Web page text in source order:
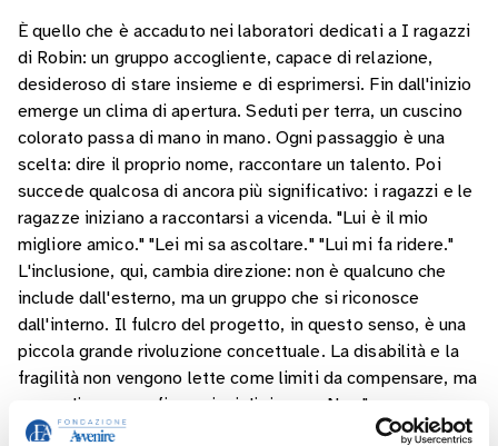
È quello che è accaduto nei laboratori dedicati a I ragazzi
di Robin: un gruppo accogliente, capace di relazione,
desideroso di stare insieme e di esprimersi. Fin dall'inizio
emerge un clima di apertura. Seduti per terra, un cuscino
colorato passa di mano in mano. Ogni passaggio è una
scelta: dire il proprio nome, raccontare un talento. Poi
succede qualcosa di ancora più significativo: i ragazzi e le
ragazze iniziano a raccontarsi a vicenda. "Lui è il mio
migliore amico." "Lei mi sa ascoltare." "Lui mi fa ridere."
L'inclusione, qui, cambia direzione: non è qualcuno che
include dall'esterno, ma un gruppo che si riconosce
dall'interno. Il fulcro del progetto, in questo senso, è una
piccola grande rivoluzione concettuale. La disabilità e la
fragilità non vengono lette come limiti da compensare, ma
come diverse configurazioni di risorse. Non "cosa non
riesco a fare", ma "come funziona il mio modo di fare le